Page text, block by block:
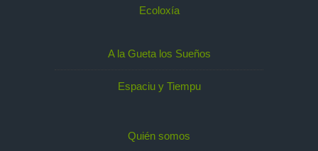
Ecoloxía
A la Gueta los Sueños
Espaciu y Tiempu
Quién somos